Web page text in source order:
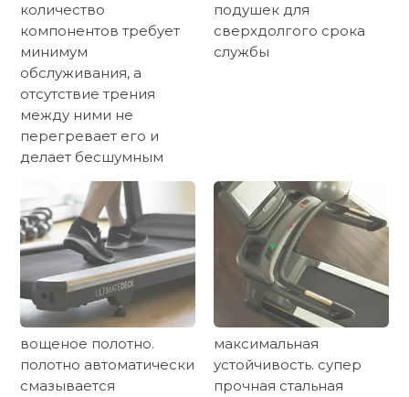
количество
компонентов требует
минимум
обслуживания, а
отсутствие трения
между ними не
перегревает его и
делает бесшумным
подушек для
сверхдолгого срока
службы
вощеное полотно.
полотно автоматически
смазывается
максимальная
устойчивость. супер
прочная стальная